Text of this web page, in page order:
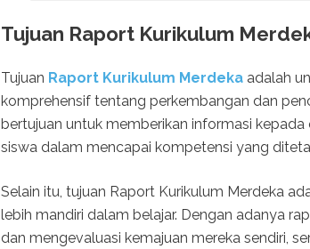
Tujuan Raport Kurikulum
Tujuan Raport Kurikulum Merdeka adalah
komprehensif tentang perkembangan dan
bertujuan untuk memberikan informasi
siswa dalam mencapai kompetensi yang
Selain itu, tujuan Raport Kurikulum Merdeka
lebih mandiri dalam belajar. Dengan adanya
dan mengevaluasi kemajuan mereka sendiri,